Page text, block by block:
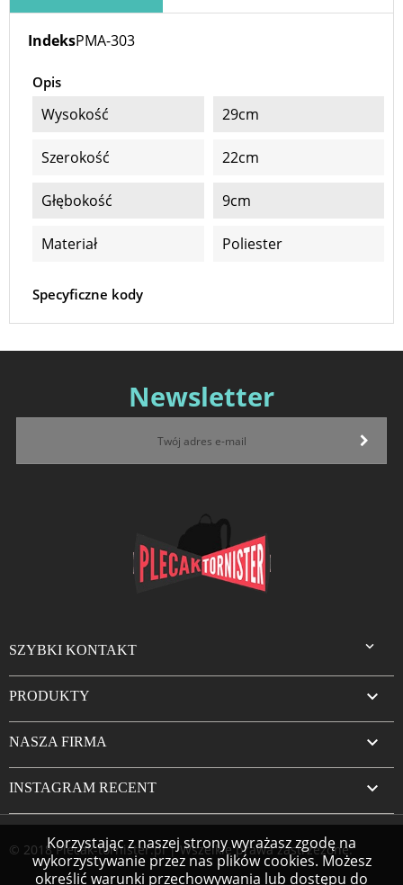
IndeksPMA-303
Opis
Wysokość 29cm
Szerokość 22cm
Głębokość 9cm
Materiał Poliester
Specyficzne kody
Newsletter
SZYBKI KONTAKT 
PRODUKTY 
NASZA FIRMA 
INSTAGRAM RECENT 
© 2018 Plecak-tornister.pl | Wszelkie prawa zastrzeżone.
Korzystając z naszej strony wyrażasz zgodę na
wykorzystywanie przez nas plików cookies. Możesz
określić warunki przechowywania lub dostępu do